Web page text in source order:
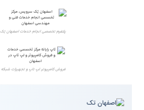
پلتفرم تخصصی انجام خدمات اصفهان تِک
فروش کامپیوتر، لپ تاپ و تجهیزات شبکه